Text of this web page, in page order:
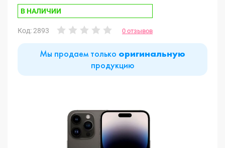
В НАЛИЧИИ
Код: 2893 0 отзывов
Мы продаем только оригинальную
продукцию